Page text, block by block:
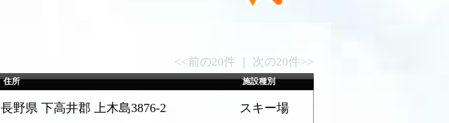
<<前の20件 ｜ 次の20件>>
住所 施設種別
長野県 下高井郡 上木島3876-2 スキー場